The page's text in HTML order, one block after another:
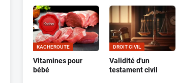
KACHEROUTE
Vitamines pour
bébé
DROIT CIVIL
Validité d'un
testament civil